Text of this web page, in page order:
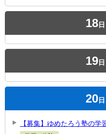
18日
19日
20日
【募集】ゆめたろう塾の